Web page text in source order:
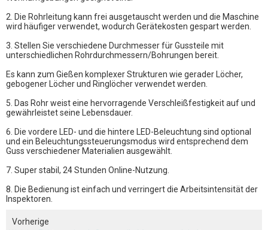
2. Die Rohrleitung kann frei ausgetauscht werden und die Maschine
wird häufiger verwendet, wodurch Gerätekosten gespart werden.
3. Stellen Sie verschiedene Durchmesser für Gussteile mit
unterschiedlichen Rohrdurchmessern/Bohrungen bereit.
Es kann zum Gießen komplexer Strukturen wie gerader Löcher,
gebogener Löcher und Ringlöcher verwendet werden.
5. Das Rohr weist eine hervorragende Verschleißfestigkeit auf und
gewährleistet seine Lebensdauer.
6. Die vordere LED- und die hintere LED-Beleuchtung sind optional
und ein Beleuchtungssteuerungsmodus wird entsprechend dem
Guss verschiedener Materialien ausgewählt.
7. Super stabil, 24 Stunden Online-Nutzung.
8. Die Bedienung ist einfach und verringert die Arbeitsintensität der
Inspektoren.
Vorherige